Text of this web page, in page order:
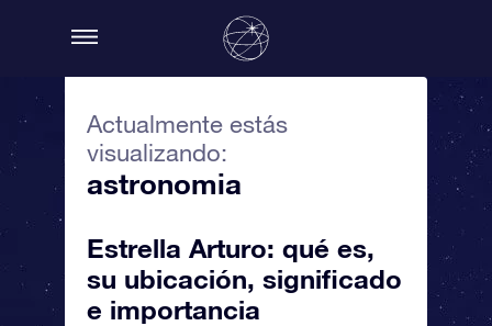
Actualmente estás
visualizando:
astronomia
Estrella Arturo: qué es,
su ubicación, significado
e importancia